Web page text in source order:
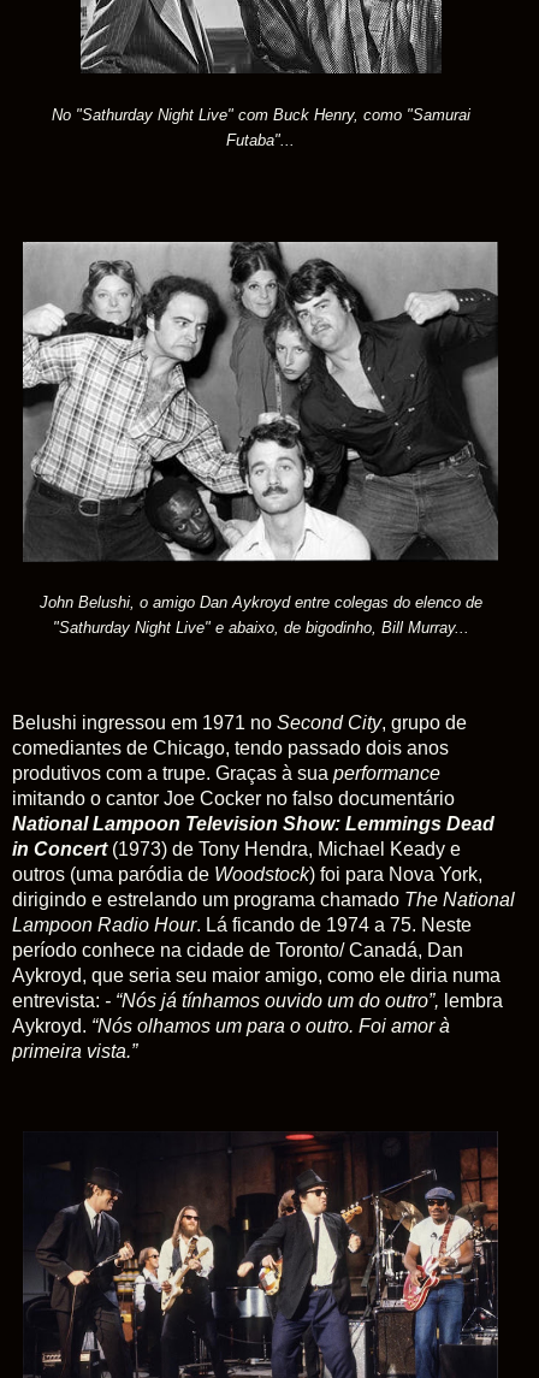
No "Sathurday Night Live" com Buck Henry, como "Samurai
Futaba"...
John Belushi, o amigo Dan Aykroyd entre colegas do elenco de
"Sathurday Night Live" e abaixo, de bigodinho, Bill Murray...
Belushi ingressou em 1971 no Second City, grupo de
comediantes de Chicago, tendo passado dois anos
produtivos com a trupe. Graças à sua performance
imitando o cantor Joe Cocker no falso documentário
National Lampoon Television Show: Lemmings Dead
in Concert (1973) de Tony Hendra, Michael Keady e
outros (uma paródia de Woodstock) foi para Nova York,
dirigindo e estrelando um programa chamado The National
Lampoon Radio Hour. Lá ficando de 1974 a 75. Neste
período conhece na cidade de Toronto/ Canadá, Dan
Aykroyd, que seria seu maior amigo, como ele diria numa
entrevista: - “Nós já tínhamos ouvido um do outro”, lembra
Aykroyd. “Nós olhamos um para o outro. Foi amor à
primeira vista.”